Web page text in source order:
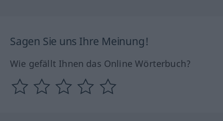
Sagen Sie uns Ihre Meinung!
Wie gefällt Ihnen das Online Wörterbuch?